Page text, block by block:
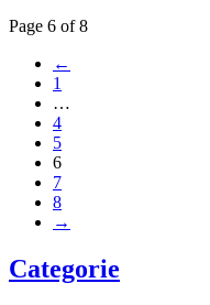
Page 6 of 8
←
1
…
4
5
6
7
8
→
Categorie